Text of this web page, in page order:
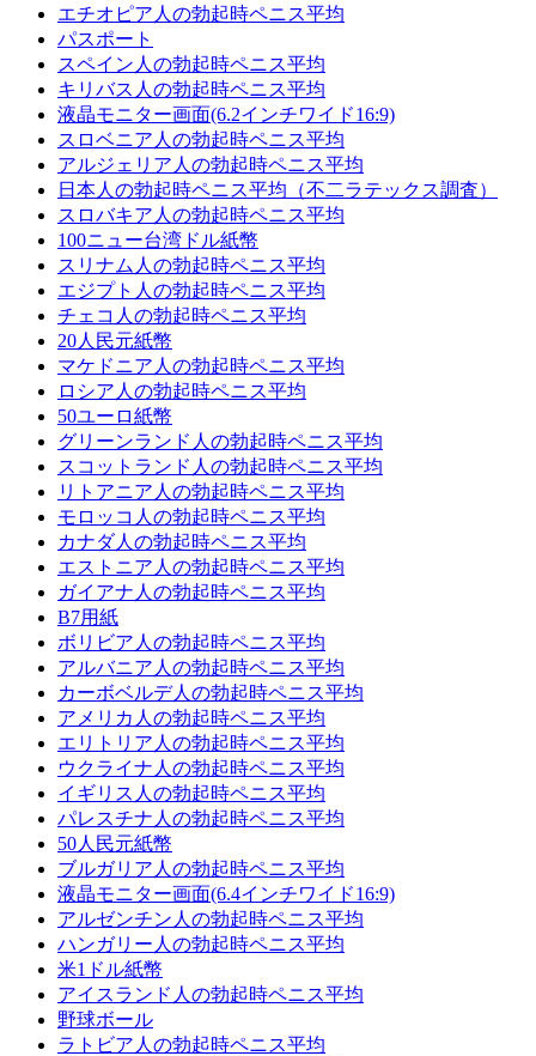
エチオピア人の勃起時ペニス平均
パスポート
スペイン人の勃起時ペニス平均
キリバス人の勃起時ペニス平均
液晶モニター画面(6.2インチワイド16:9)
スロベニア人の勃起時ペニス平均
アルジェリア人の勃起時ペニス平均
日本人の勃起時ペニス平均（不二ラテックス調査）
スロバキア人の勃起時ペニス平均
100ニュー台湾ドル紙幣
スリナム人の勃起時ペニス平均
エジプト人の勃起時ペニス平均
チェコ人の勃起時ペニス平均
20人民元紙幣
マケドニア人の勃起時ペニス平均
ロシア人の勃起時ペニス平均
50ユーロ紙幣
グリーンランド人の勃起時ペニス平均
スコットランド人の勃起時ペニス平均
リトアニア人の勃起時ペニス平均
モロッコ人の勃起時ペニス平均
カナダ人の勃起時ペニス平均
エストニア人の勃起時ペニス平均
ガイアナ人の勃起時ペニス平均
B7用紙
ボリビア人の勃起時ペニス平均
アルバニア人の勃起時ペニス平均
カーボベルデ人の勃起時ペニス平均
アメリカ人の勃起時ペニス平均
エリトリア人の勃起時ペニス平均
ウクライナ人の勃起時ペニス平均
イギリス人の勃起時ペニス平均
パレスチナ人の勃起時ペニス平均
50人民元紙幣
ブルガリア人の勃起時ペニス平均
液晶モニター画面(6.4インチワイド16:9)
アルゼンチン人の勃起時ペニス平均
ハンガリー人の勃起時ペニス平均
米1ドル紙幣
アイスランド人の勃起時ペニス平均
野球ボール
ラトビア人の勃起時ペニス平均